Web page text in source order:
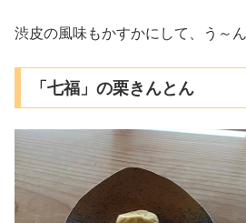
渋皮の風味もかすかにして、う～ん
「七福」の栗きんとん